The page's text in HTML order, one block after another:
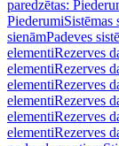
paredzētas:
PiederumiSistēmas
sienāmPadeves
elementiRezerves
elementiRezerves
elementiRezerves
elementiRezerves
elementiRezerves
elementiRezerves